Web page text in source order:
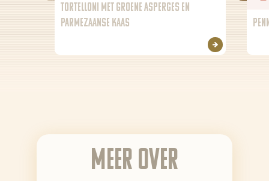
TORTELLONI MET GROENE ASPERGES EN
PARMEZAANSE KAAS
Meer over
NL (NL)